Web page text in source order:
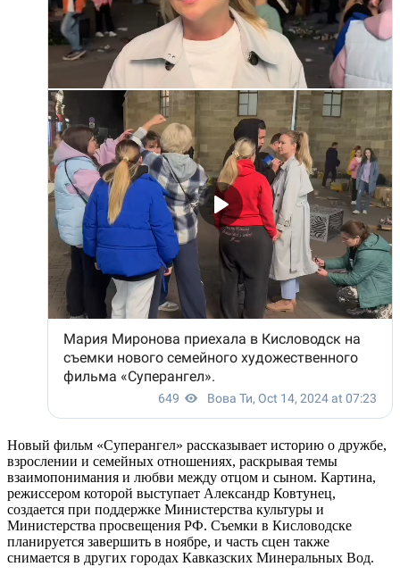
Новый фильм «Суперангел» рассказывает историю о дружбе,
взрослении и семейных отношениях, раскрывая темы
взаимопонимания и любви между отцом и сыном. Картина,
режиссером которой выступает Александр Ковтунец,
создается при поддержке Министерства культуры и
Министерства просвещения РФ. Съемки в Кисловодске
планируется завершить в ноябре, и часть сцен также
снимается в других городах Кавказских Минеральных Вод.